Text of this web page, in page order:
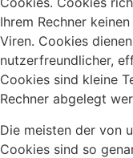
Ihrem Rechner
Viren. Cookies
nutzerfreundlicher,
Cookies sind kleine
Rechner abgelegt
Die meisten der von
Cookies sind so